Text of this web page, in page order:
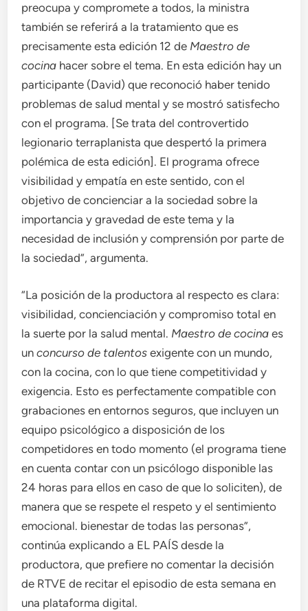
preocupa y compromete a todos, la ministra
también se referirá a la tratamiento que es
precisamente esta edición 12 de Maestro de
cocina hacer sobre el tema. En esta edición hay un
participante (David) que reconoció haber tenido
problemas de salud mental y se mostró satisfecho
con el programa. [Se trata del controvertido
legionario terraplanista que despertó la primera
polémica de esta edición]. El programa ofrece
visibilidad y empatía en este sentido, con el
objetivo de concienciar a la sociedad sobre la
importancia y gravedad de este tema y la
necesidad de inclusión y comprensión por parte de
la sociedad”, argumenta.
“La posición de la productora al respecto es clara:
visibilidad, concienciación y compromiso total en
la suerte por la salud mental. Maestro de cocina es
unconcurso de talentosexigente con un mundo,
con la cocina, con lo que tiene competitividad y
exigencia. Esto es perfectamente compatible con
grabaciones en entornos seguros, que incluyen un
equipo psicológico a disposición de los
competidores en todo momento (el programa tiene
en cuenta contar con un psicólogo disponible las
24 horas para ellos en caso de que lo soliciten), de
manera que se respete el respeto y el sentimiento
emocional. bienestar de todas las personas”,
continúa explicando a EL PAÍS desde la
productora, que prefiere no comentar la decisión
de RTVE de recitar el episodio de esta semana en
una plataforma digital.